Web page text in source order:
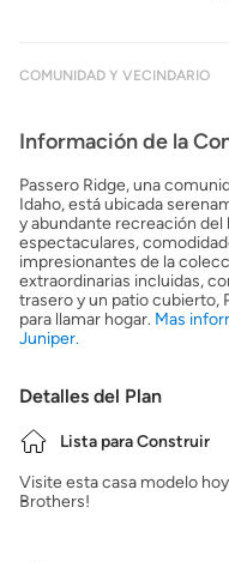
COMUNIDAD Y VECINDARIO
Información de la
Passero Ridge, una
Idaho, está ubicada
y abundante recreación
espectaculares,
impresionantes de la
extraordinarias incluidas,
trasero y un patio cubierto,
para llamar hogar. Mas
Juniper.
Detalles del Plan
Lista para Construir
Visite esta casa modelo
Brothers!